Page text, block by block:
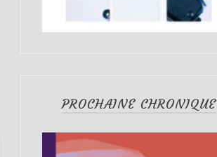
PROCHAINE CHRONIQUE